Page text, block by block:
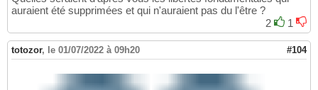
auraient été supprimées et qui n'auraient pas du l'être ?
2
1
totozor, le 01/07/2022 à 09h20 #104